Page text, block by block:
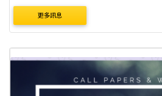
刻起廣大徵稿中，徵稿期限至114年4
更多訊息